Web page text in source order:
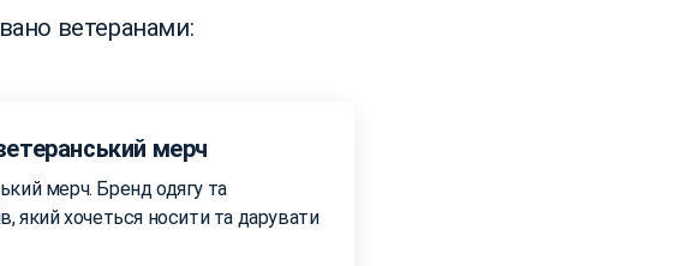
ветеранами:
мерч
мерч. Бренд одягу та
який хочеться носити та дарувати